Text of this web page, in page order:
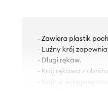
- Zawiera plastik
- Luźny krój
- Długi rękaw.
- Krój rękawa z
- Kaptur ściągany